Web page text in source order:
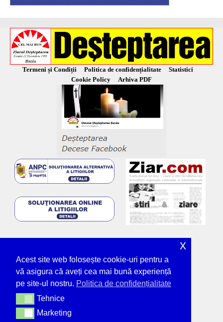
Termeni și Condiții Politica de confidențialitate
Statistici
Cookie Policy
Arhiva PDF
Acest site web folosește cookie-uri pentru a
vă asigura că aveți cea mai bună experiență
pe site-ul nostru. Politica de confidențialitate
TehniceTehnice
MarketingMarketing
x